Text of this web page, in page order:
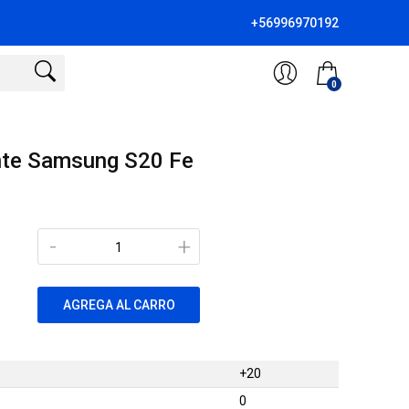
+56996970192
0
Samsung S20 Fe
+
-
AGREGA AL CARRO
+20
0